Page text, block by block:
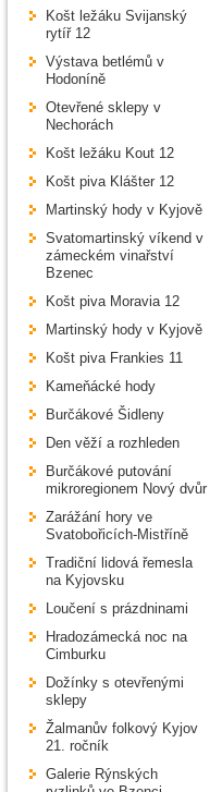
Košt ležáku Svijanský
rytíř 12
Výstava betlémů v
Hodoníně
Otevřené sklepy v
Nechorách
Košt ležáku Kout 12
Košt piva Klášter 12
Martinský hody v Kyjově
Svatomartinský víkend v
zámeckém vinařství
Bzenec
Košt piva Moravia 12
Martinský hody v Kyjově
Košt piva Frankies 11
Kameňácké hody
Burčákové Šidleny
Den věží a rozhleden
Burčákové putování
mikroregionem Nový dvůr
Zarážání hory ve
Svatobořicích-Mistříně
Tradiční lidová řemesla
na Kyjovsku
Loučení s prázdninami
Hradozámecká noc na
Cimburku
Dožínky s otevřenými
sklepy
Žalmanův folkový Kyjov
21. ročník
Galerie Rýnských